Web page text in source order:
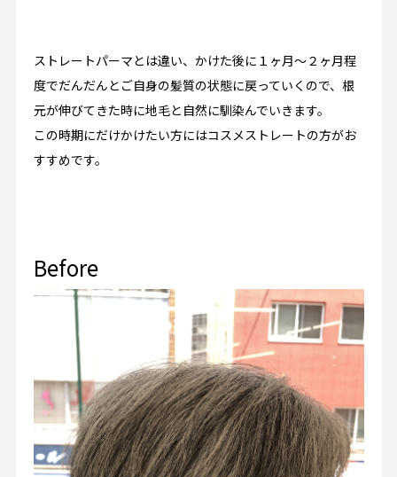
ストレートパーマとは違い、かけた後に１ヶ月〜２ヶ月程
度でだんだんとご自身の髪質の状態に戻っていくので、根
元が伸びてきた時に地毛と自然に馴染んでいきます。
この時期にだけかけたい方にはコスメストレートの方がお
すすめです。
Before